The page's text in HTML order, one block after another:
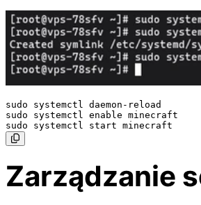
sudo systemctl daemon-reload
sudo systemctl enable minecraft
Zarządzanie